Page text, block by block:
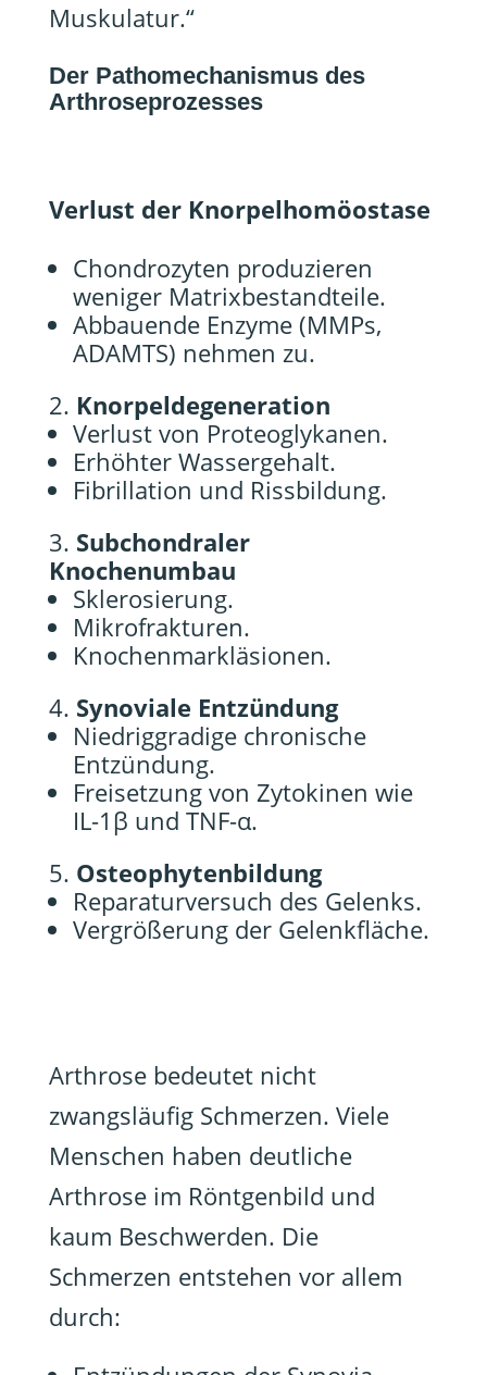
Muskulatur.“
Der Pathomechanismus des
Arthroseprozesses
Verlust der Knorpelhomöostase
Chondrozyten produzieren
weniger Matrixbestandteile.
Abbauende Enzyme (MMPs,
ADAMTS) nehmen zu.
Knorpeldegeneration
Verlust von Proteoglykanen.
Erhöhter Wassergehalt.
Fibrillation und Rissbildung.
Subchondraler
Knochenumbau
Sklerosierung.
Mikrofrakturen.
Knochenmarkläsionen.
Synoviale Entzündung
Niedriggradige chronische
Entzündung.
Freisetzung von Zytokinen wie
IL-1β und TNF-α.
Osteophytenbildung
Reparaturversuch des Gelenks.
Vergrößerung der Gelenkfläche.
Arthrose bedeutet nicht
zwangsläufig Schmerzen. Viele
Menschen haben deutliche
Arthrose im Röntgenbild und
kaum Beschwerden. Die
Schmerzen entstehen vor allem
durch: